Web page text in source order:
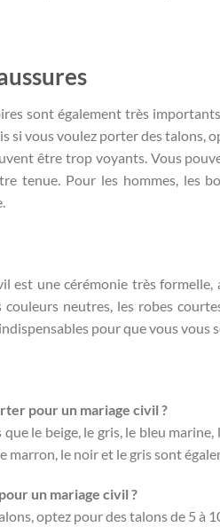
sont également très
si vous voulez porter des talons,
être trop voyants. Vous
tenue. Pour les hommes, les
est une cérémonie très
couleurs neutres, les robes
pour que vous vous
pour un mariage civil ?
que le beige, le gris, le bleu
marron, le noir et le gris sont
un mariage civil ?
optez pour des talons de 5 à